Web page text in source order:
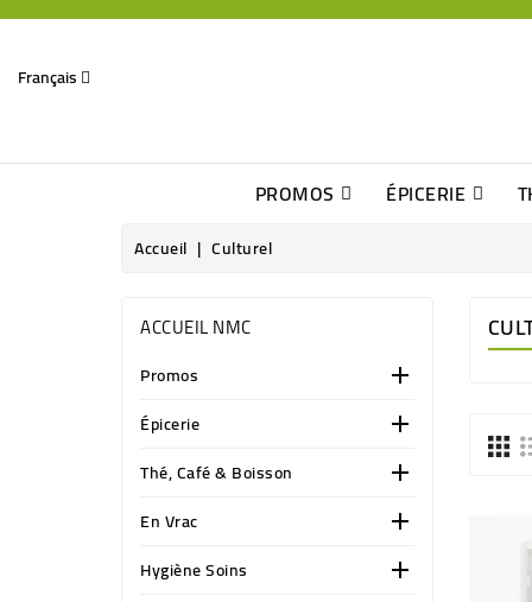
Français
PROMOS ÉPICERIE
Accueil Culturel
ACCUEIL NMC
Promos 
Épicerie 
Thé, Café & Boisson 
En Vrac 
Hygiène Soins 